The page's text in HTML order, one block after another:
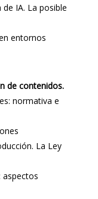
IA. La posible
entornos
de contenidos.
normativa e
La Ley
aspectos